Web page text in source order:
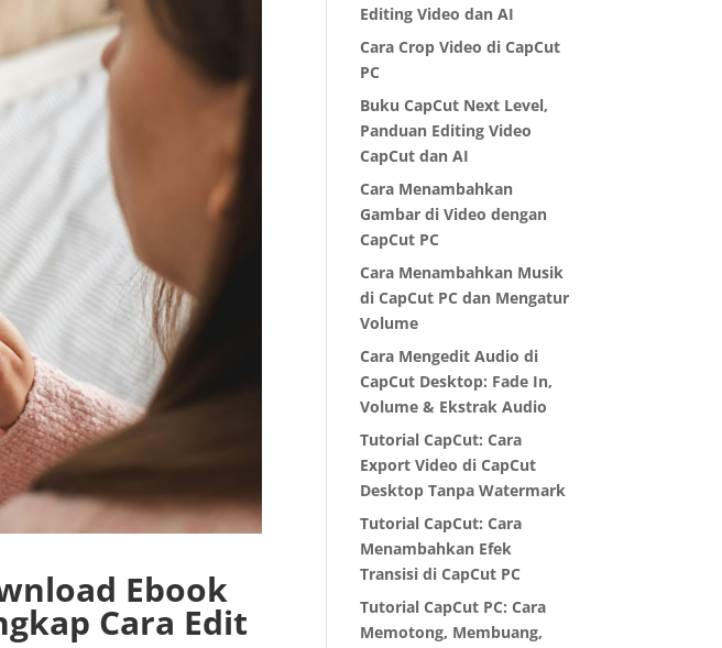
Ebook
Cara Edit
Editing Video dan AI
Cara Crop Video di CapCut
PC
Buku CapCut Next Level,
Panduan Editing Video
CapCut dan AI
Cara Menambahkan
Gambar di Video dengan
CapCut PC
Cara Menambahkan Musik
di CapCut PC dan Mengatur
Volume
Cara Mengedit Audio di
CapCut Desktop: Fade In,
Volume & Ekstrak Audio
Tutorial CapCut: Cara
Export Video di CapCut
Desktop Tanpa Watermark
Tutorial CapCut: Cara
Menambahkan Efek
Transisi di CapCut PC
Tutorial CapCut PC: Cara
Memotong, Membuang,